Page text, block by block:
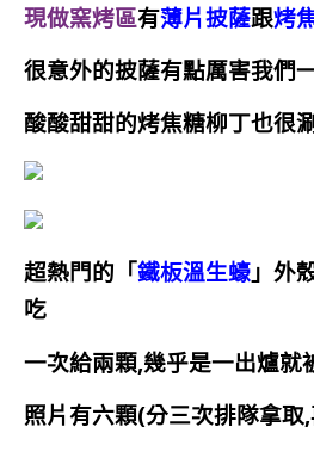
現做窯烤區有薄片披薩跟烤
很意外的披薩有點厲害我們
酸酸甜甜的烤焦糖柳丁也很
超熱門的「鐵板溫生蠔 」外
吃
一次給兩顆,幾乎是一出爐就
照片有六顆(分三次排隊拿取,